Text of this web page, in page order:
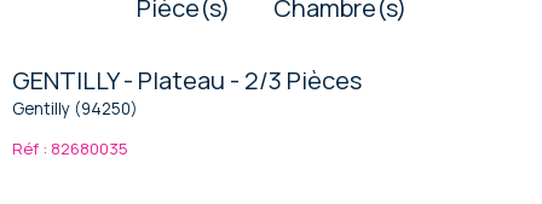
Pièce(s) Chambre(s)
GENTILLY - Plateau - 2/3 Pièces
Gentilly (94250)
Réf : 82680035